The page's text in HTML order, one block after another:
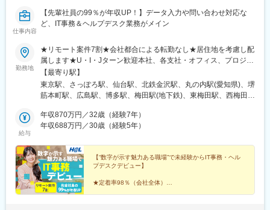
仕事内容
【先輩社員の99％が年収UP！】データ入力や問い合わせ対応な
ど、IT事務＆ヘルプデスク業務がメイン
勤務地
★リモート案件7割★会社都合による転勤なし★居住地を考慮し配
属します★U・I・Jターン歓迎本社、各支社・オフィス、プロジェ
クト先※プロジェクトによりリモートあり（業務に慣れれば、フル
リモート・完全在宅・テレワークの可能性も有）＜勤務地＞北海
道、宮城、福島、東京、神奈川、埼玉、千葉、石川、愛知、静
島、福岡、熊本【本社】東京都千代田区丸の内二丁目6-1 丸の内
パークビルディング6階【支社・オフィス】北海道支社、東北支
ス、広島支社、九州支社、北九州オフィス、熊本オフィス※各支社
の住所詳細は、下記「勤務地一覧」をご参照ください※受動喫煙対
策あり＜本社・北海道支社ともに拡大移転を実施！＞業績好調に
伴い、組織規模・事業領域ともに拡大を続けている当社。2024年
6月には本社を「丸の内」へ移転し、さらに2026年4月には北海道
【最寄り駅】
東京駅、さっぽろ駅、仙台駅、北鉄金沢駅、丸の内駅(愛知県)、堺
筋本町駅、広島駅、博多駅、梅田駅(地下鉄)、東梅田駅、西梅田
島南方駅、京橋駅(大阪府)、南森町駅、中之島駅、呉服町駅(福岡
県)、中洲川端駅、千代県庁口駅、馬出九大病院前駅、祇園駅(福岡
駅、薬院大通駅、六本松駅、別府駅(福岡県)、西新駅、藤崎駅(福
岡県)、香椎駅、西鉄香椎駅、箱崎駅、箱崎九大前駅、箱崎宮前
駅、小倉駅(福岡県)、平和通駅、戸畑駅、九州工大前駅、スペース
ワールド駅、黒崎駅、黒崎駅前駅、折尾駅、大通駅、仙台駅(地下
鉄)、伏見駅(愛知県)、大阪梅田駅(阪急線)、北新地駅、大阪梅田駅
給与
年収870万円／32歳（経験7年）
年収688万円／30歳（経験5年）
【“数字が示す魅力ある職場”で未経験からIT事務・ヘル
プデスクデビュー】
★定着率98％（会社全体）